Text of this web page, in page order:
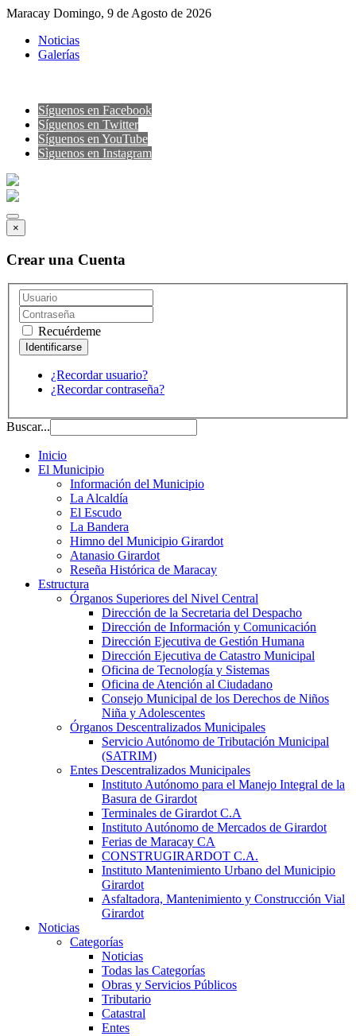
Maracay Domingo, 9 de Agosto de 2026
Noticias
Galerías
Síguenos en Facebook
Síguenos en Twitter
Síguenos en YouTube
Sìguenos en Instagram
×
Crear una Cuenta
Recuérdeme
¿Recordar usuario?
¿Recordar contraseña?
Buscar...
Inicio
El Municipio
Información del Municipio
La Alcaldía
El Escudo
La Bandera
Himno del Municipio Girardot
Atanasio Girardot
Reseña Histórica de Maracay
Estructura
Órganos Superiores del Nivel Central
Dirección de la Secretaria del Despacho
Dirección de Información y Comunicación
Dirección Ejecutiva de Gestión Humana
Dirección Ejecutiva de Catastro Municipal
Oficina de Tecnología y Sistemas
Oficina de Atención al Ciudadano
Consejo Municipal de los Derechos de Niños
Niña y Adolescentes
Órganos Descentralizados Municipales
Servicio Autónomo de Tributación Municipal
(SATRIM)
Entes Descentralizados Municipales
Instituto Autónomo para el Manejo Integral de la
Basura de Girardot
Terminales de Girardot C.A
Instituto Autónomo de Mercados de Girardot
Ferias de Maracay CA
CONSTRUGIRARDOT C.A.
Instituto Mantenimiento Urbano del Municipio
Girardot
Asfaltadora, Mantenimiento y Construcción Vial
Girardot
Noticias
Categorías
Noticias
Todas las Categorías
Obras y Servicios Públicos
Tributario
Catastral
Entes